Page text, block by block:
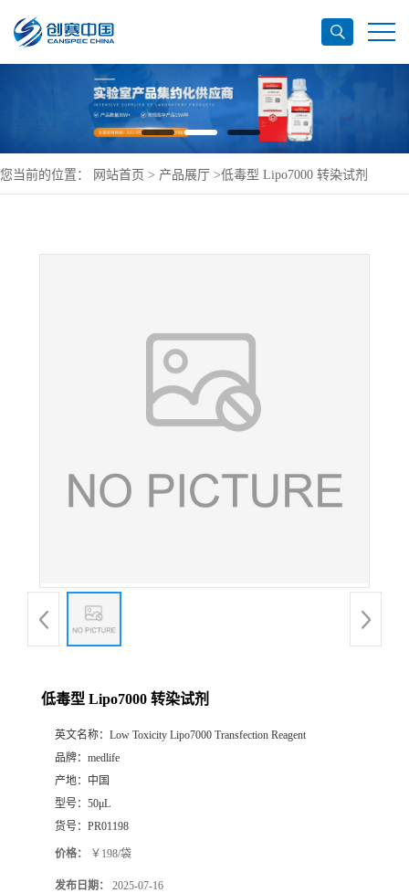
您当前的位置： 网站首页 > 产品展厅 >低毒型 Lipo7000 转染试剂
低毒型 Lipo7000 转染试剂
英文名称： Low Toxicity Lipo7000 Transfection Reagent
品牌： medlife
产地： 中国
型号： 50μL
货号： PR01198
价格： ￥198/袋
发布日期： 2025-07-16